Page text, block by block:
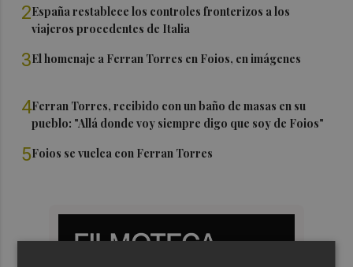
2España restablece los controles fronterizos a los
viajeros procedentes de Italia
3El homenaje a Ferran Torres en Foios, en imágenes
4Ferran Torres, recibido con un baño de masas en su
pueblo: "Allá donde voy siempre digo que soy de Foios"
5Foios se vuelca con Ferran Torres